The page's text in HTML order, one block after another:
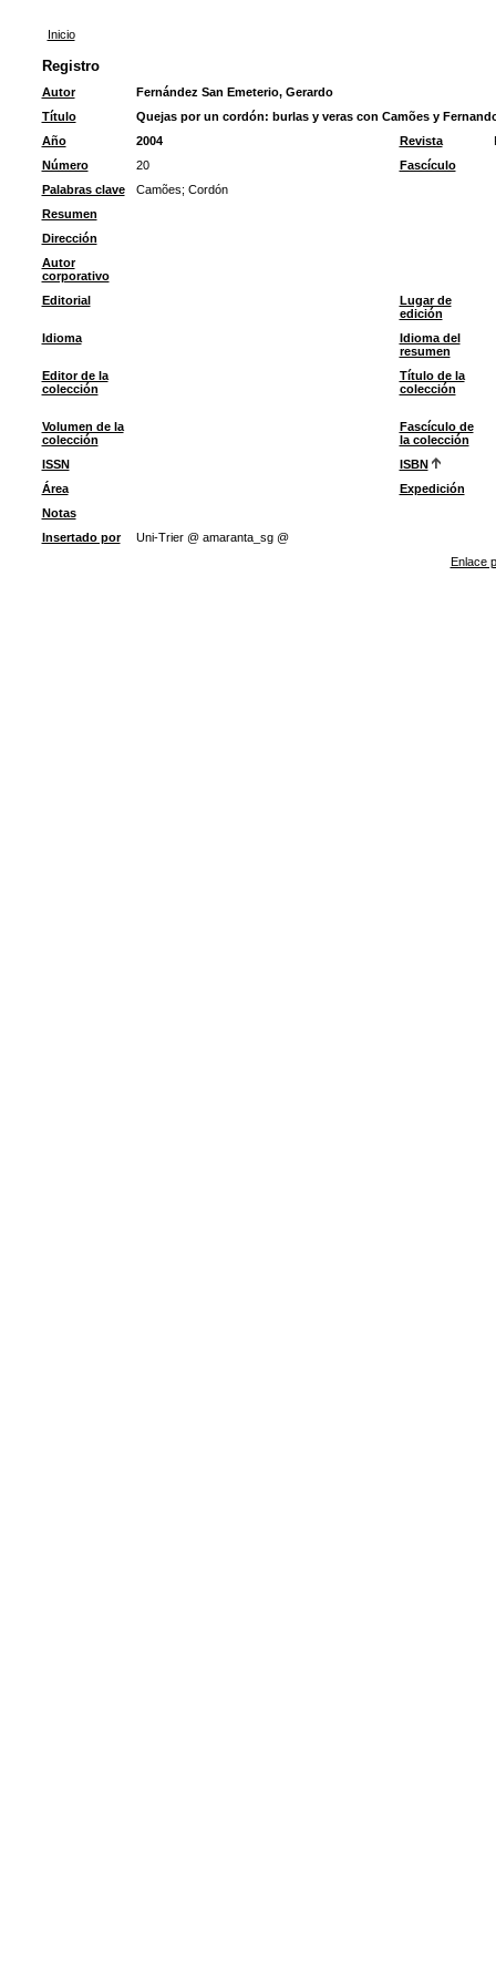
Inicio
Registro
Autor
Fernández San Emeterio, Gerardo
Título
Quejas por un cordón: burlas y veras con Camões y
Año
2004 Revista
Número
20
Fascículo
Palabras clave
Camões; Cordón
Resumen
Dirección
Autor
corporativo
Editorial
Lugar de
edición
Idioma
Idioma del
resumen
Editor de la
colección
Título de la
colección
Volumen de la
colección
Fascículo de
la colección
ISSN
ISBN
Área
Expedición
Notas
Insertado por
Uni-Trier @ amaranta_sg @
Enlace